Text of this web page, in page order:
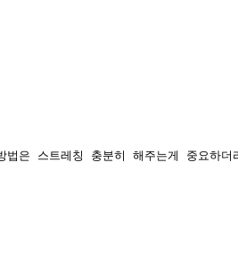
법은 스트레칭 충분히 해주는게 중요하